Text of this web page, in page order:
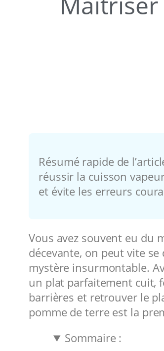
Résumé rapide de
réussir la cuisson
et évite les erreurs
Vous avez souvent eu du
décevante, on peut vite
mystère insurmontable.
un plat parfaitement cuit,
barrières et retrouver le
pomme de terre est la
Sommaire :